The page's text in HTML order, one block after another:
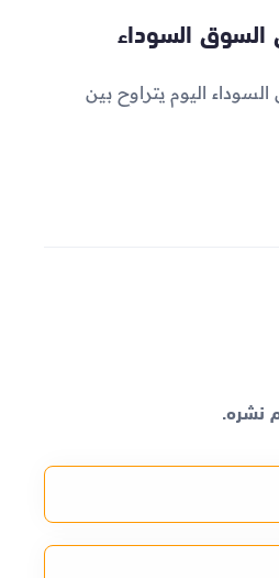
السوق السوداء
اليوم يتراوح بين
نشره.